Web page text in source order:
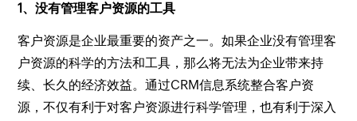
1、没有管理客户资源的工具
客户资源是企业最重要的资产之一。如果企业没有管理客
户资源的科学的方法和工具，那么将无法为企业带来持
续、长久的经济效益。通过CRM信息系统整合客户资
源，不仅有利于对客户资源进行科学管理，也有利于深入